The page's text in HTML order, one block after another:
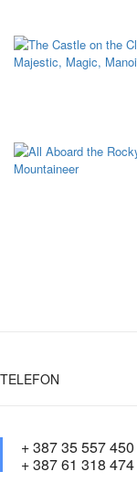
TELEFON
+ 387 35 557 450
+ 387 61 318 474